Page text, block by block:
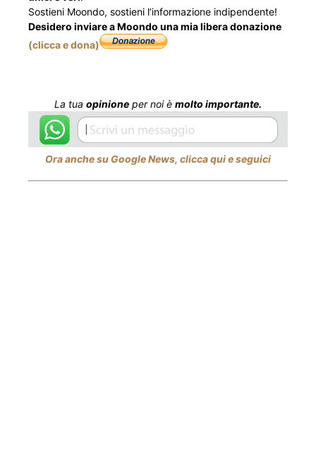
Sostieni Moondo, sostieni l’informazione indipendente!
Desidero inviare a Moondo una mia libera donazione
(clicca e dona)
La tua opinione per noi è molto importante.
Ora anche su Google News, clicca qui e seguici